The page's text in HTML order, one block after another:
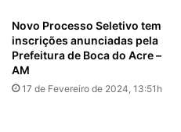
Novo Processo Seletivo tem
inscrições anunciadas pela
Prefeitura de Boca do Acre –
AM
17 de Fevereiro de 2024, 13:51h